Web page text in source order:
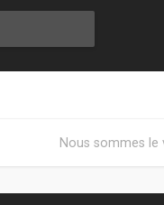
Nous sommes le